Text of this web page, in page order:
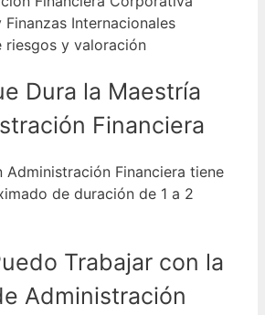
Finanzas Internacionales
riesgos y valoración
Dura la Maestría
Financiera
Administración Financiera tiene
de duración de 1 a 2
Trabajar con la
Administración